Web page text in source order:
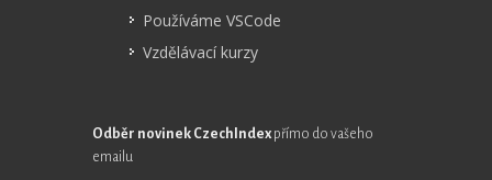
Používáme VSCode
Vzdělávací kurzy
Odběr novinek CzechIndex přímo do vašeho
emailu